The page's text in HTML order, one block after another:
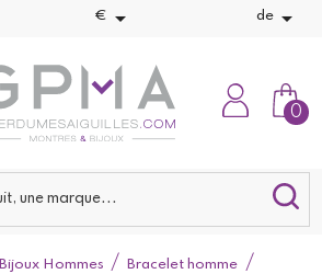
€  de 
0
Bijoux Hommes
Bracelet homme